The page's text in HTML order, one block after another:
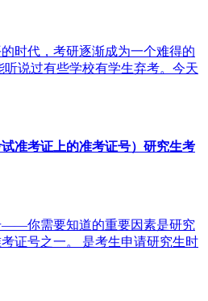
时代，考研逐渐成为一个难得的
说过有些学校有学生弃考。今天
准考证上的准考证号）研究生考
——你需要知道的重要因素是研究
证号之一。 是考生申请研究生时